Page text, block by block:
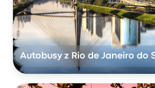
Autobusy z Rio de Janeiro do